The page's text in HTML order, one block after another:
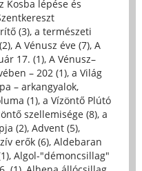
Kosba lépése és
(3), a természeti
, A Vénusz éve (7), A
17. (1), A Vénusz–
– 202 (1), a Világ
– arkangyalok,
(1), a Vízöntő Plútó
szellemisége (8), a
(2), Advent (5),
erők (6), Aldebaran
, Algol-"démoncsillag"